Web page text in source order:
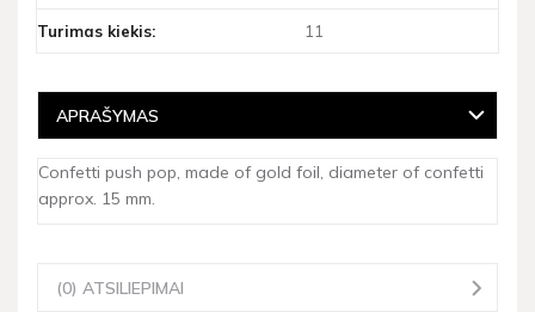
Turimas kiekis: 11
APRAŠYMAS
Confetti push pop, made of gold foil, diameter of confetti
approx. 15 mm.
(0) ATSILIEPIMAI